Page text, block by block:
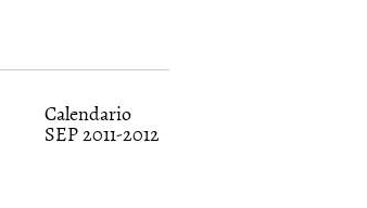
Calendario
SEP 2011-2012